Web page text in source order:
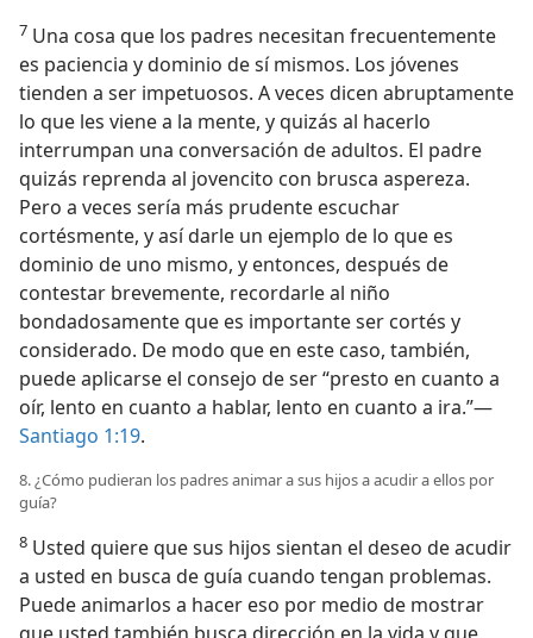
7 Una cosa que los padres necesitan frecuentemente
es paciencia y dominio de sí mismos. Los jóvenes
tienden a ser impetuosos. A veces dicen abruptamente
lo que les viene a la mente, y quizás al hacerlo
interrumpan una conversación de adultos. El padre
quizás reprenda al jovencito con brusca aspereza.
Pero a veces sería más prudente escuchar
cortésmente, y así darle un ejemplo de lo que es
dominio de uno mismo, y entonces, después de
contestar brevemente, recordarle al niño
bondadosamente que es importante ser cortés y
considerado. De modo que en este caso, también,
puede aplicarse el consejo de ser “presto en cuanto a
oír, lento en cuanto a hablar, lento en cuanto a ira.”—
Santiago 1:19.
8. ¿Cómo pudieran los padres animar a sus hijos a acudir a ellos por
guía?
8 Usted quiere que sus hijos sientan el deseo de acudir
a usted en busca de guía cuando tengan problemas.
Puede animarlos a hacer eso por medio de mostrar